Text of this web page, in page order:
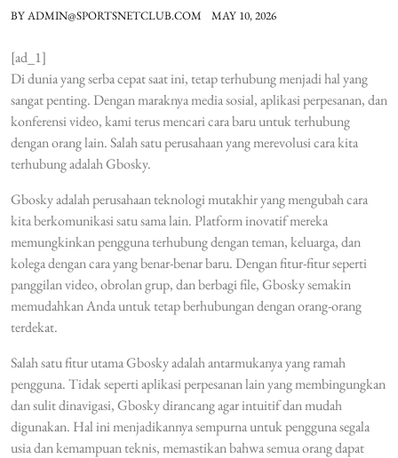
BYADMIN@SPORTSNETCLUB.COM MAY 10, 2026
[ad_1]
Di dunia yang serba cepat saat ini, tetap terhubung menjadi hal yang
sangat penting. Dengan maraknya media sosial, aplikasi perpesanan, dan
konferensi video, kami terus mencari cara baru untuk terhubung
dengan orang lain. Salah satu perusahaan yang merevolusi cara kita
terhubung adalah Gbosky.
Gbosky adalah perusahaan teknologi mutakhir yang mengubah cara
kita berkomunikasi satu sama lain. Platform inovatif mereka
memungkinkan pengguna terhubung dengan teman, keluarga, dan
kolega dengan cara yang benar-benar baru. Dengan fitur-fitur seperti
panggilan video, obrolan grup, dan berbagi file, Gbosky semakin
memudahkan Anda untuk tetap berhubungan dengan orang-orang
terdekat.
Salah satu fitur utama Gbosky adalah antarmukanya yang ramah
pengguna. Tidak seperti aplikasi perpesanan lain yang membingungkan
dan sulit dinavigasi, Gbosky dirancang agar intuitif dan mudah
digunakan. Hal ini menjadikannya sempurna untuk pengguna segala
usia dan kemampuan teknis, memastikan bahwa semua orang dapat